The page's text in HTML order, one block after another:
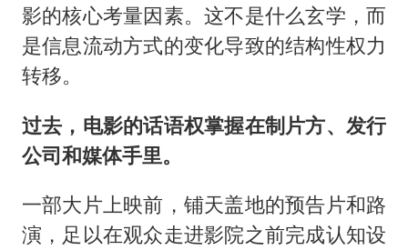
影的核心考量因素。这不是什么玄学，而
是信息流动方式的变化导致的结构性权力
转移。
过去，电影的话语权掌握在制片方、发行
公司和媒体手里。
一部大片上映前，铺天盖地的预告片和路
演，足以在观众走进影院之前完成认知设